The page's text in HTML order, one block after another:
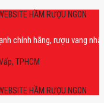
HẦM RƯỢU NGON
hãng, rượu vang nhập
TPHCM
HẦM RƯỢU NGON